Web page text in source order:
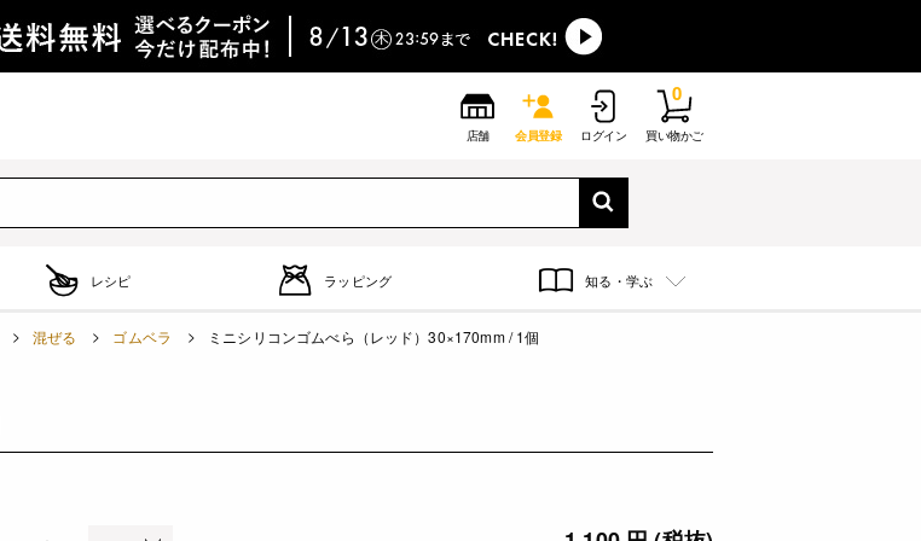
店舗 会員登録 ログイン 買い物かご
0
レシピ ラッピング 知る・学ぶ
混ぜる ゴムベラ ミニシリコンゴムべら（レッド）30×170mm / 1個